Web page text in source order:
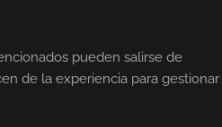
pueden salirse de
de la experiencia para gestionar